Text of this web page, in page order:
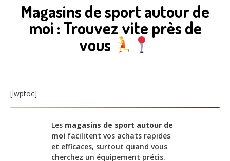
Magasins de sport autour de
moi : Trouvez vite près de
vous
[lwptoc]
Les magasins de sport autour de
moi facilitent vos achats rapides
et efficaces, surtout quand vous
cherchez un équipement précis.